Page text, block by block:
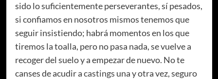
sido lo suficientemente perseverantes, sí pesados,
si confiamos en nosotros mismos tenemos que
seguir insistiendo; habrá momentos en los que
tiremos la toalla, pero no pasa nada, se vuelve a
recoger del suelo y a empezar de nuevo. No te
canses de acudir acastings una y otra vez, seguro